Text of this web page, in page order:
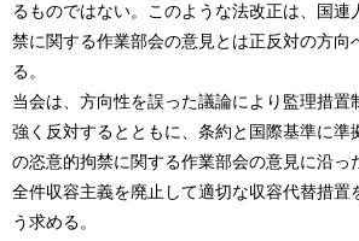
るものではない。このような法改正は、国連
禁に関する作業部会の意見とは正反対の方向
る。
当会は、方向性を誤った議論により監理措置
強く反対するとともに、条約と国際基準に準
の恣意的拘禁に関する作業部会の意見に沿っ
全件収容主義を廃止して適切な収容代替措置
う求める。